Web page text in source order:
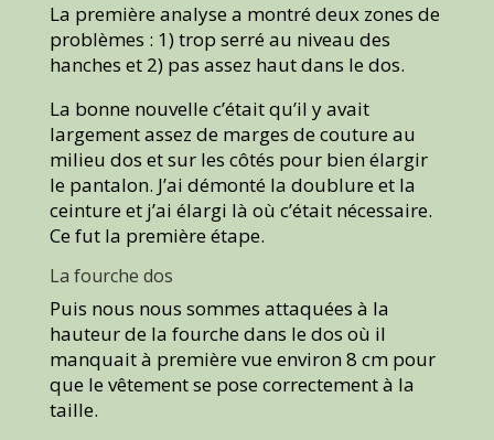
La première analyse a montré deux zones de
problèmes : 1) trop serré au niveau des
hanches et 2) pas assez haut dans le dos.
La bonne nouvelle c’était qu’il y avait
largement assez de marges de couture au
milieu dos et sur les côtés pour bien élargir
le pantalon. J’ai démonté la doublure et la
ceinture et j’ai élargi là où c’était nécessaire.
Ce fut la première étape.
La fourche dos
Puis nous nous sommes attaquées à la
hauteur de la fourche dans le dos où il
manquait à première vue environ 8 cm pour
que le vêtement se pose correctement à la
taille.